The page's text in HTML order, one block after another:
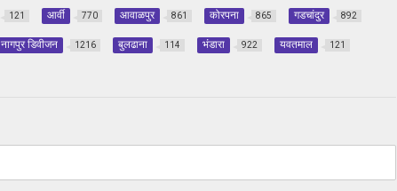
121 आर्वी 770 आवाळपुर 861 कोरपना 865 गडचांदुर 892
नागपुर डिवीजन 1216 बुलढाना 114 भंडारा 922 यवतमाल 121